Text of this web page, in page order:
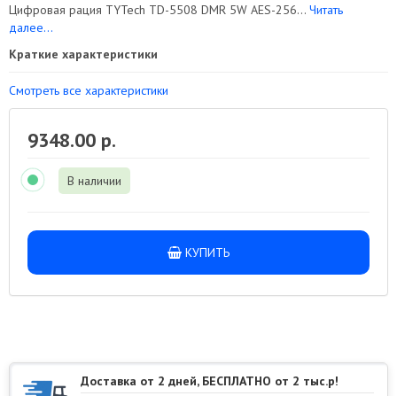
Цифровая рация TYTech TD-5508 DMR 5W AES-256... Читать
далее...
Краткие характеристики
Смотреть все характеристики
9348.00 р.
В наличии
КУПИТЬ
Доставка от 2 дней, БЕСПЛАТНО от 2 тыс.р!